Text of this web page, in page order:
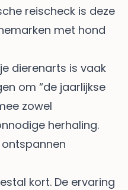
reischeck is deze
met hond
dierenarts is vaak
om “de jaarlijkse
zowel
herhaling.
kort. De ervaring